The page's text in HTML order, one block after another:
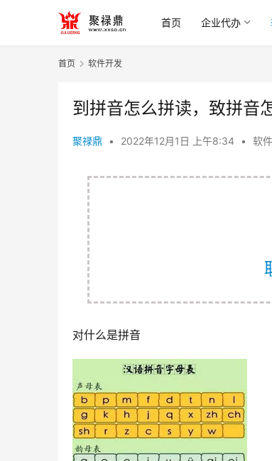
首页 企业代办
首页 软件开发
到拼音怎么拼读，致拼音
聚禄鼎 • 2022年12月1日 上午8:34 • 软
对什么是拼音